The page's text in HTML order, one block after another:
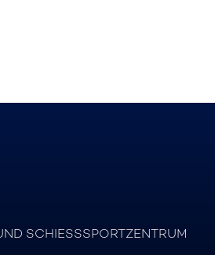
SCHIESSSPORTZENTRUM